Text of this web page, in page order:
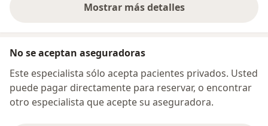
Mostrar más detalles
sobre la dirección
No se aceptan aseguradoras
Este especialista sólo acepta pacientes privados. Usted
puede pagar directamente para reservar, o encontrar
otro especialista que acepte su aseguradora.